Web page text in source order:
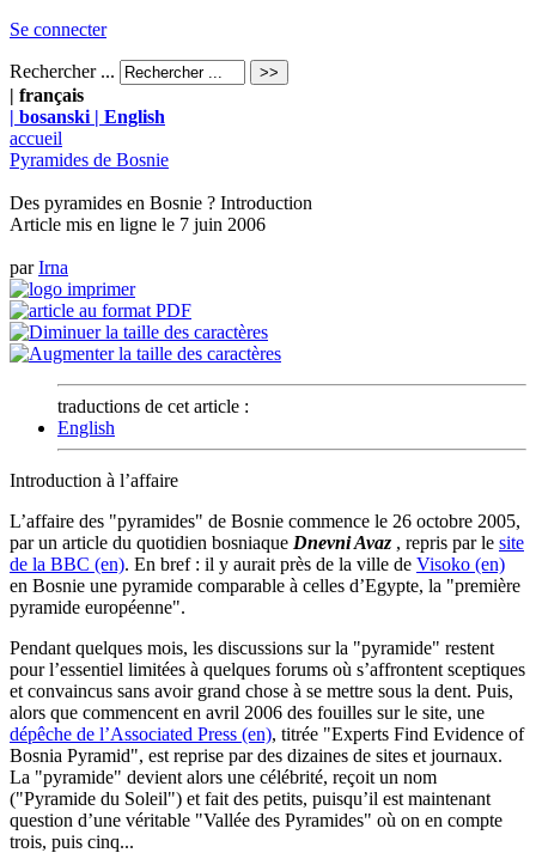
Se connecter
Rechercher ...
| français
| bosanski | English
accueil
Pyramides de Bosnie
Des pyramides en Bosnie ? Introduction
Article mis en ligne le 7 juin 2006
parIrna
traductions de cet article :
English
Introduction à l’affaire
L’affaire des "pyramides" de Bosnie commence le 26 octobre 2005,
par un article du quotidien bosniaque Dnevni Avaz , repris par le site
de la BBC (en). En bref : il y aurait près de la ville de Visoko (en)
en Bosnie une pyramide comparable à celles d’Egypte, la "première
pyramide européenne".
Pendant quelques mois, les discussions sur la "pyramide" restent
pour l’essentiel limitées à quelques forums où s’affrontent sceptiques
et convaincus sans avoir grand chose à se mettre sous la dent. Puis,
alors que commencent en avril 2006 des fouilles sur le site, une
dépêche de l’Associated Press (en), titrée "Experts Find Evidence of
Bosnia Pyramid", est reprise par des dizaines de sites et journaux.
La "pyramide" devient alors une célébrité, reçoit un nom
("Pyramide du Soleil") et fait des petits, puisqu’il est maintenant
question d’une véritable "Vallée des Pyramides" où on en compte
trois, puis cinq...